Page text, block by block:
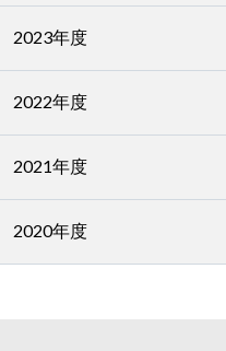
2023年度
2022年度
2021年度
2020年度